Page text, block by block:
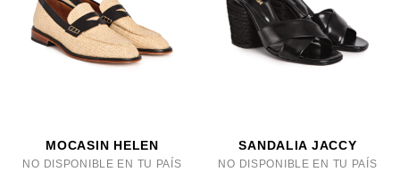
MOCASIN HELEN
NO DISPONIBLE EN TU PAÍS
SANDALIA JACCY
NO DISPONIBLE EN TU PAÍS